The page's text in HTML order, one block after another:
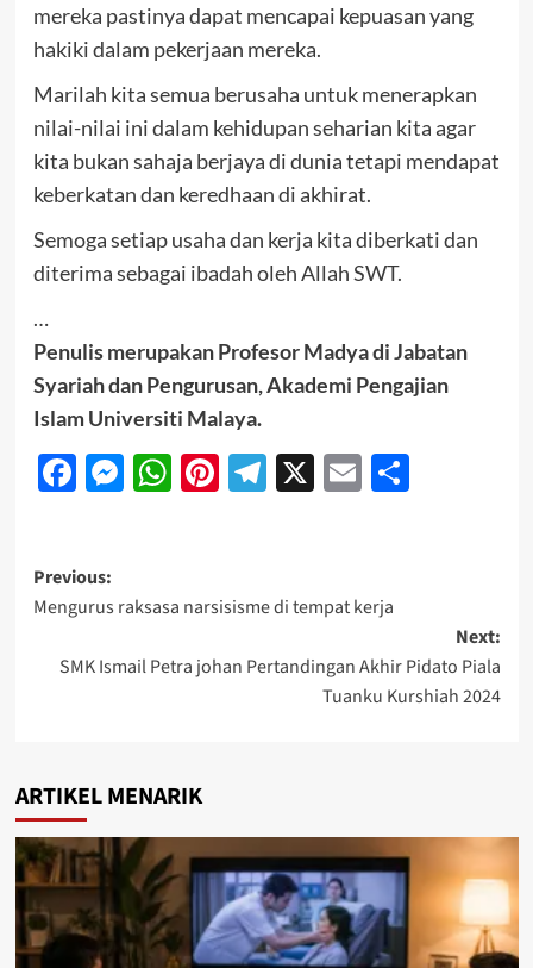
mereka pastinya dapat mencapai kepuasan yang
hakiki dalam pekerjaan mereka.
Marilah kita semua berusaha untuk menerapkan
nilai-nilai ini dalam kehidupan seharian kita agar
kita bukan sahaja berjaya di dunia tetapi mendapat
keberkatan dan keredhaan di akhirat.
Semoga setiap usaha dan kerja kita diberkati dan
diterima sebagai ibadah oleh Allah SWT.
…
Penulis merupakan Profesor Madya di Jabatan
Syariah dan Pengurusan, Akademi Pengajian
Islam Universiti Malaya.
Facebook
Messenger
WhatsApp
Pinterest
Telegram
X EmailShare
Previous:
Mengurus raksasa narsisisme di tempat kerja
Next:
SMK Ismail Petra johan Pertandingan Akhir Pidato Piala
Tuanku Kurshiah 2024
ARTIKEL MENARIK